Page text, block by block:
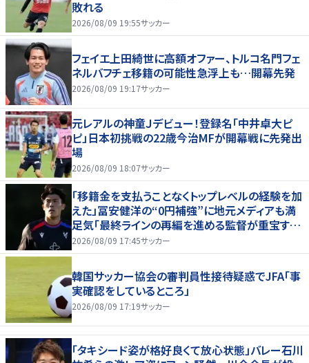
敗れる
2026/08/09 19:55サッカー
フェイエ上田綺世に高額オファー、トルコ名門フェ
ネルバフチェ移籍の可能性急浮上も…開幕先発
2026/08/09 19:17サッカー
元レアルの神童Ｊデビュー！登録名「中井卓大ピ
ピ」日本初挑戦の22歳今治MFが開幕戦に先発出
場
2026/08/09 18:07サッカー
「移籍金を支払うことなくトップレベルの経験を加
えた」冨安健洋の“0円補強”に地元メディアも満
足気「最終ラインの再編を進める監督が重宝する
柔軟性を備えている」
2026/08/09 17:45サッカー
韓国サッカー協会の審判員性接待疑惑でJFA「事
実確認をしているところ」
2026/08/09 17:19サッカー
「タキシード姿が格好良くて放心状態」バレー石川